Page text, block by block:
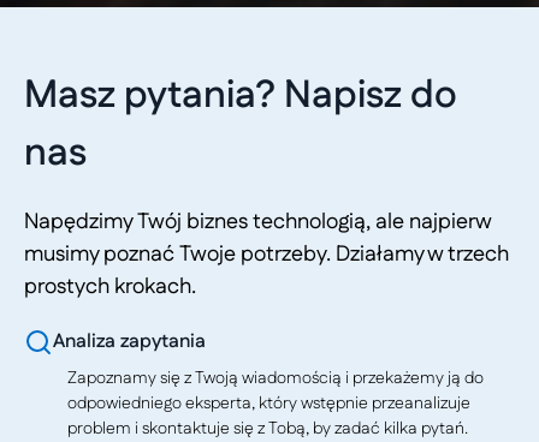
Masz pytania? Napisz do
nas
Napędzimy Twój biznes technologią, ale najpierw
musimy poznać Twoje potrzeby. Działamy w trzech
prostych krokach.
Analiza zapytania
Zapoznamy się z Twoją wiadomością i przekażemy ją do
odpowiedniego eksperta, który wstępnie przeanalizuje
problem i skontaktuje się z Tobą, by zadać kilka pytań.